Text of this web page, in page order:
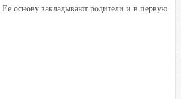
Ее основу закладывают родители и в первую